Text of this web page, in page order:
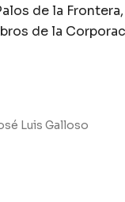
de la
de la
Luis Galloso